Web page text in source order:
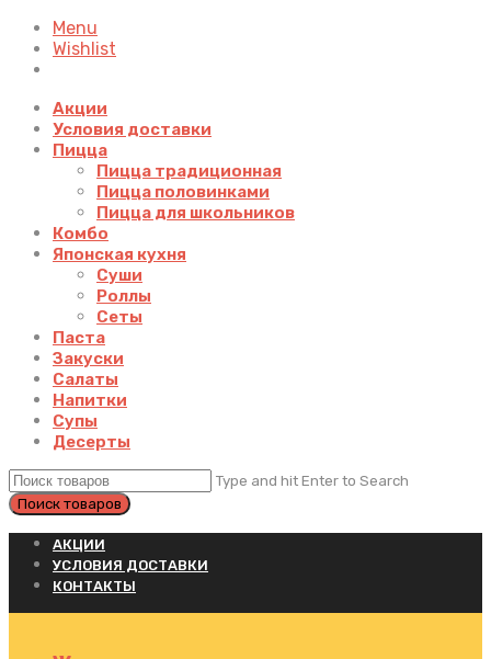
Menu
Wishlist
Акции
Условия доставки
Пицца
Пицца традиционная
Пицца половинками
Пицца для школьников
Комбо
Японская кухня
Суши
Роллы
Сеты
Паста
Закуски
Салаты
Напитки
Супы
Десерты
Type and hit Enter to Search
АКЦИИ
УСЛОВИЯ ДОСТАВКИ
КОНТАКТЫ